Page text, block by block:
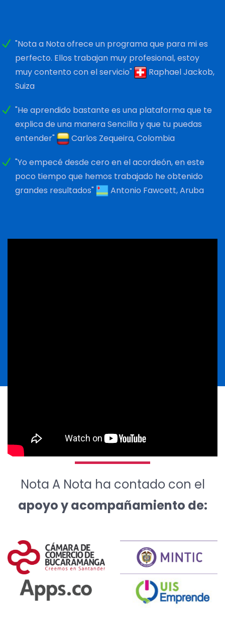
"Nota a Nota ofrece un programa que para mi es
perfecto. Ellos trabajan muy profesional, estoy
muy contento con el servicio"
Raphael Jackob,
Suiza
"He aprendido bastante es una plataforma que te
explica de una manera Sencilla y que tu puedas
entender"
Carlos Zequeira, Colombia
"Yo empecé desde cero en el acordeón, en este
poco tiempo que hemos trabajado he obtenido
grandes resultados"
Antonio Fawcett, Aruba
Nota A Nota ha contado con el
apoyo y acompañamiento de: